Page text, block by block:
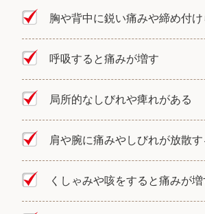
胸や背中に鋭い痛みや締め付
呼吸すると痛みが増す
局所的なしびれや痺れがある
肩や腕に痛みやしびれが放散す
くしゃみや咳をすると痛みが増